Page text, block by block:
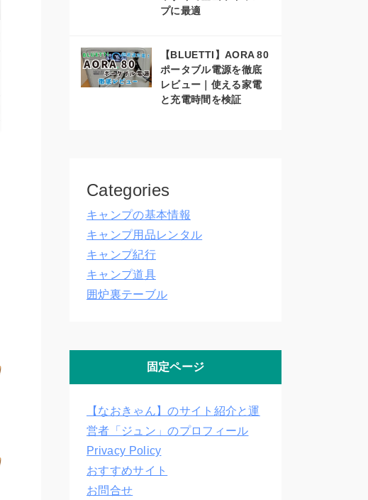
プに最適
【BLUETTI】AORA 80
ポータブル電源を徹底
レビュー｜使える家電
と充電時間を検証
Categories
キャンプの基本情報
キャンプ用品レンタル
キャンプ紀行
キャンプ道具
囲炉裏テーブル
固定ページ
【なおきゃん】のサイト紹介と運
営者「ジュン」のプロフィール
Privacy Policy
おすすめサイト
お問合せ